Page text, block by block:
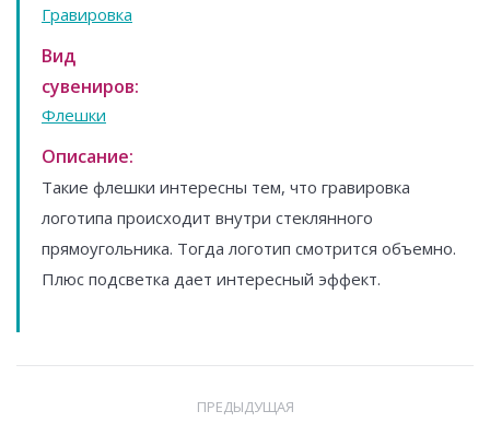
Гравировка
Вид
сувениров:
Флешки
Описание:
Такие флешки интересны тем, что гравировка
логотипа происходит внутри стеклянного
прямоугольника. Тогда логотип смотрится объемно.
Плюс подсветка дает интересный эффект.
ПРЕДЫДУЩАЯ